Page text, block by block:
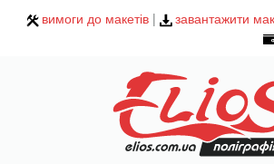
вимоги до макетів | завантажити